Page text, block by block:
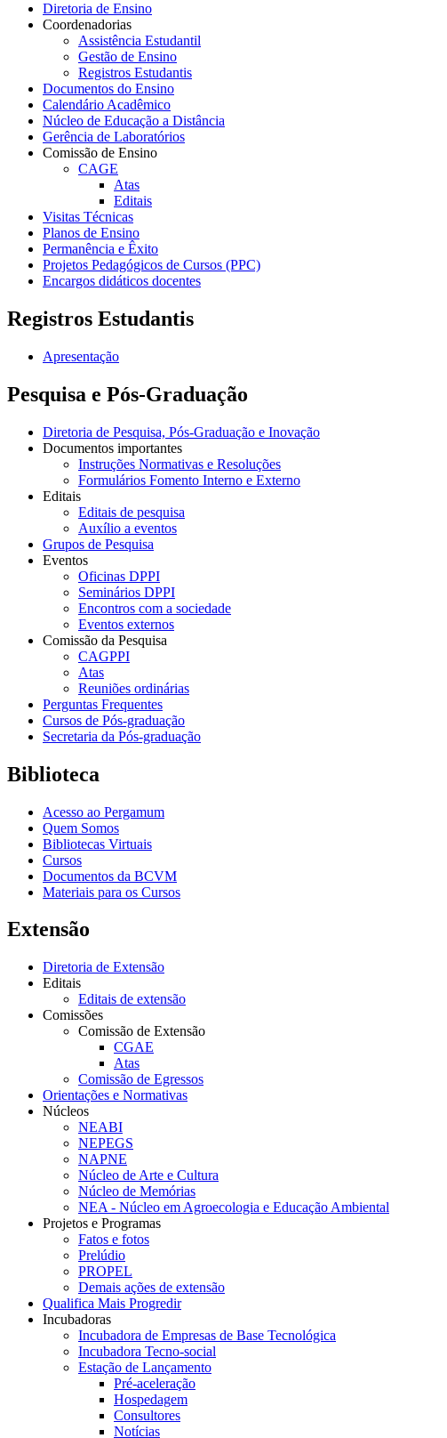
Diretoria de Ensino
Coordenadorias
Assistência Estudantil
Gestão de Ensino
Registros Estudantis
Documentos do Ensino
Calendário Acadêmico
Núcleo de Educação a Distância
Gerência de Laboratórios
Comissão de Ensino
CAGE
Atas
Editais
Visitas Técnicas
Planos de Ensino
Permanência e Êxito
Projetos Pedagógicos de Cursos (PPC)
Encargos didáticos docentes
Registros Estudantis
Apresentação
Pesquisa e Pós-Graduação
Diretoria de Pesquisa, Pós-Graduação e Inovação
Documentos importantes
Instruções Normativas e Resoluções
Formulários Fomento Interno e Externo
Editais
Editais de pesquisa
Auxílio a eventos
Grupos de Pesquisa
Eventos
Oficinas DPPI
Seminários DPPI
Encontros com a sociedade
Eventos externos
Comissão da Pesquisa
CAGPPI
Atas
Reuniões ordinárias
Perguntas Frequentes
Cursos de Pós-graduação
Secretaria da Pós-graduação
Biblioteca
Acesso ao Pergamum
Quem Somos
Bibliotecas Virtuais
Cursos
Documentos da BCVM
Materiais para os Cursos
Extensão
Diretoria de Extensão
Editais
Editais de extensão
Comissões
Comissão de Extensão
CGAE
Atas
Comissão de Egressos
Orientações e Normativas
Núcleos
NEABI
NEPEGS
NAPNE
Núcleo de Arte e Cultura
Núcleo de Memórias
NEA - Núcleo em Agroecologia e Educação Ambiental
Projetos e Programas
Fatos e fotos
Prelúdio
PROPEL
Demais ações de extensão
Qualifica Mais Progredir
Incubadoras
Incubadora de Empresas de Base Tecnológica
Incubadora Tecno-social
Estação de Lançamento
Pré-aceleração
Hospedagem
Consultores
Notícias